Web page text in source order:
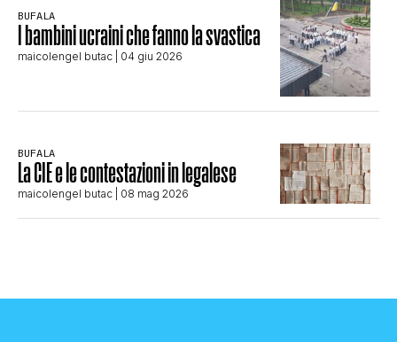
BUFALA
I bambini ucraini che fanno la svastica
maicolengel butac | 04 giu 2026
BUFALA
La CIE e le contestazioni in legalese
maicolengel butac | 08 mag 2026